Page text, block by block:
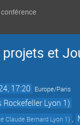
et
17:20 Europe/Paris
Lyon 1)
Claude Bernard Lyon 1) ,